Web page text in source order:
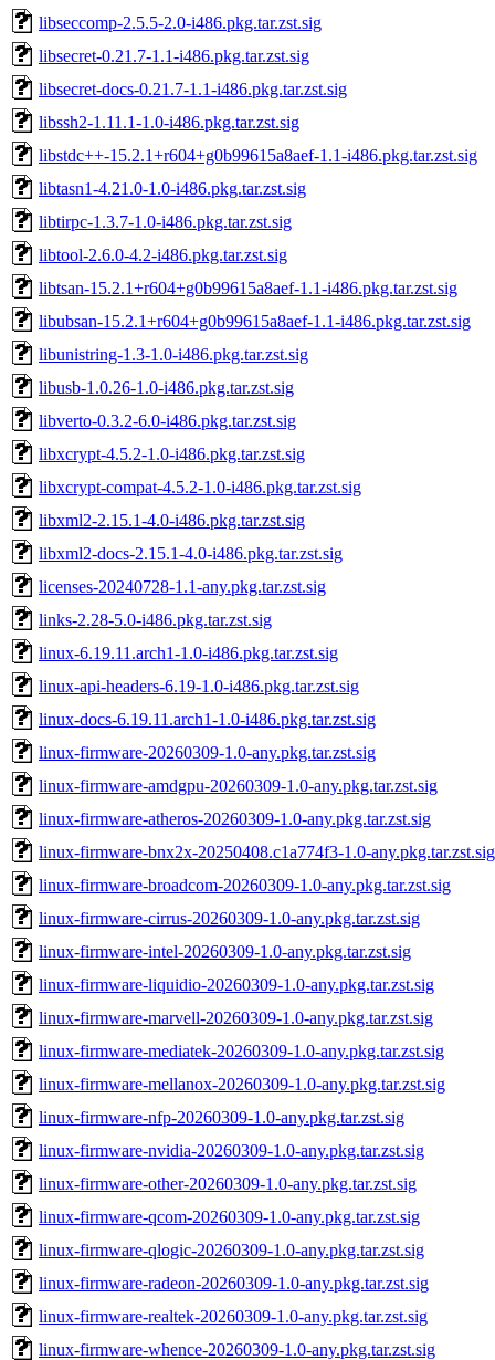
libseccomp-2.5.5-2.0-i486.pkg.tar.zst.sig
libsecret-0.21.7-1.1-i486.pkg.tar.zst.sig
libsecret-docs-0.21.7-1.1-i486.pkg.tar.zst.sig
libssh2-1.11.1-1.0-i486.pkg.tar.zst.sig
libstdc++-15.2.1+r604+g0b99615a8aef-1.1-i486.pkg.tar.zst.sig
libtasn1-4.21.0-1.0-i486.pkg.tar.zst.sig
libtirpc-1.3.7-1.0-i486.pkg.tar.zst.sig
libtool-2.6.0-4.2-i486.pkg.tar.zst.sig
libtsan-15.2.1+r604+g0b99615a8aef-1.1-i486.pkg.tar.zst.sig
libubsan-15.2.1+r604+g0b99615a8aef-1.1-i486.pkg.tar.zst.sig
libunistring-1.3-1.0-i486.pkg.tar.zst.sig
libusb-1.0.26-1.0-i486.pkg.tar.zst.sig
libverto-0.3.2-6.0-i486.pkg.tar.zst.sig
libxcrypt-4.5.2-1.0-i486.pkg.tar.zst.sig
libxcrypt-compat-4.5.2-1.0-i486.pkg.tar.zst.sig
libxml2-2.15.1-4.0-i486.pkg.tar.zst.sig
libxml2-docs-2.15.1-4.0-i486.pkg.tar.zst.sig
licenses-20240728-1.1-any.pkg.tar.zst.sig
links-2.28-5.0-i486.pkg.tar.zst.sig
linux-6.19.11.arch1-1.0-i486.pkg.tar.zst.sig
linux-api-headers-6.19-1.0-i486.pkg.tar.zst.sig
linux-docs-6.19.11.arch1-1.0-i486.pkg.tar.zst.sig
linux-firmware-20260309-1.0-any.pkg.tar.zst.sig
linux-firmware-amdgpu-20260309-1.0-any.pkg.tar.zst.sig
linux-firmware-atheros-20260309-1.0-any.pkg.tar.zst.sig
linux-firmware-bnx2x-20250408.c1a774f3-1.0-any.pkg.tar.zst.sig
linux-firmware-broadcom-20260309-1.0-any.pkg.tar.zst.sig
linux-firmware-cirrus-20260309-1.0-any.pkg.tar.zst.sig
linux-firmware-intel-20260309-1.0-any.pkg.tar.zst.sig
linux-firmware-liquidio-20260309-1.0-any.pkg.tar.zst.sig
linux-firmware-marvell-20260309-1.0-any.pkg.tar.zst.sig
linux-firmware-mediatek-20260309-1.0-any.pkg.tar.zst.sig
linux-firmware-mellanox-20260309-1.0-any.pkg.tar.zst.sig
linux-firmware-nfp-20260309-1.0-any.pkg.tar.zst.sig
linux-firmware-nvidia-20260309-1.0-any.pkg.tar.zst.sig
linux-firmware-other-20260309-1.0-any.pkg.tar.zst.sig
linux-firmware-qcom-20260309-1.0-any.pkg.tar.zst.sig
linux-firmware-qlogic-20260309-1.0-any.pkg.tar.zst.sig
linux-firmware-radeon-20260309-1.0-any.pkg.tar.zst.sig
linux-firmware-realtek-20260309-1.0-any.pkg.tar.zst.sig
linux-firmware-whence-20260309-1.0-any.pkg.tar.zst.sig